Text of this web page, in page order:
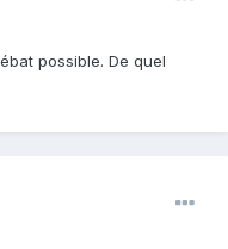
possible. De quel